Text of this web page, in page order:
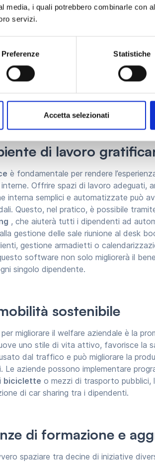
media, i quali potrebbero combinarle con
servizi.
Preferenze Statistiche
Accetta selezionati
di lavoro
aziendale è promuovere
a obiettivi e non a orari.
agli spostamenti e offrendo maggiore
ambientale.
di lavoro
è fondamentale per rendere
Offrire spazi di lavoro adeguati,
interna semplici e automatizzate può
Questo, nel pratico, è possibile
, che aiuterà tutti i dipendenti ad
gestione delle sale riunione al desk
gestione armadietti o
software non solo migliorerà il
singolo dipendente.
sostenibile
migliorare il welfare aziendale è la
uno stile di vita attivo, favorisce la
dal traffico e può migliorare la
aziende possono implementare
biciclette o mezzi di trasporto pubblici,
di car sharing tra i dipendenti.
di formazione e
spaziare tra decine di iniziative